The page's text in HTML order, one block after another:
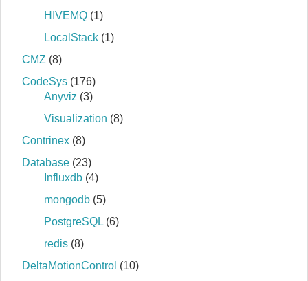
HIVEMQ (1)
LocalStack (1)
CMZ (8)
CodeSys (176)
Anyviz (3)
Visualization (8)
Contrinex (8)
Database (23)
Influxdb (4)
mongodb (5)
PostgreSQL (6)
redis (8)
DeltaMotionControl (10)